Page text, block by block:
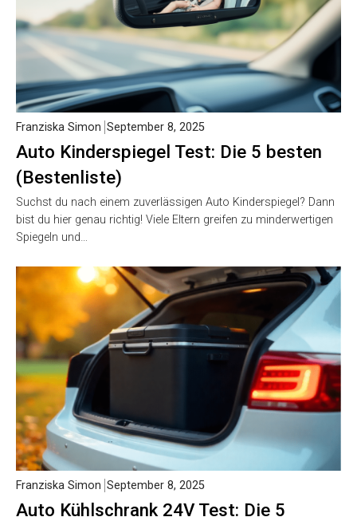
Auto Kinderspiegel Test: Die 5 besten
(Bestenliste)
Franziska Simon September 8, 2025
Suchst du nach einem zuverlässigen Auto Kinderspiegel? Dann
bist du hier genau richtig! Viele Eltern greifen zu minderwertigen
Spiegeln und…
Auto Kühlschrank 24V Test: Die 5
Franziska Simon September 8, 2025